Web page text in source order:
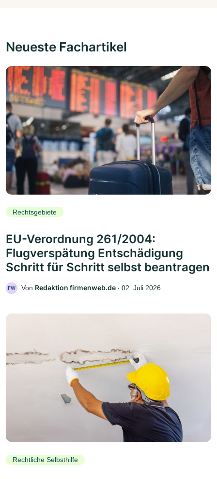
Neueste Fachartikel
Rechtsgebiete
EU-Verordnung 261/2004:
Flugverspätung Entschädigung
Schritt für Schritt selbst beantragen
FW Von Redaktion firmenweb.de ‧ 02. Juli 2026
Rechtliche Selbsthilfe